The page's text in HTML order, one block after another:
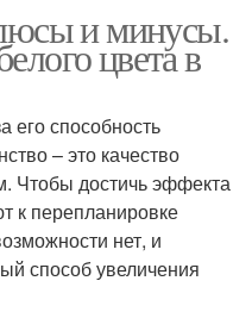
и минусы.
цвета в
его способность
– это качество
Чтобы достичь эффекта
к перепланировке
нет, и
способ увеличения